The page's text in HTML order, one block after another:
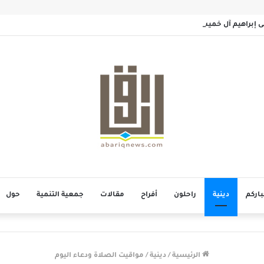
إبراهيم آل خميس
دينية راحلون أفراح مقالات جمعية التنمية حول
الرئيسية / دينية / مواقيت الصلاة ودعاء اليوم